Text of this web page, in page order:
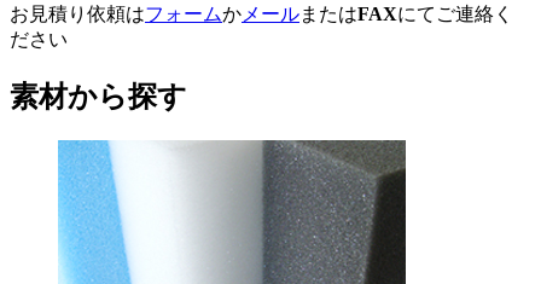
お見積り依頼はフォームか メールまたはFAXにてご連絡く
ださい
素材から探す